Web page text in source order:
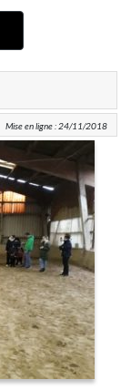
Mise en ligne : 24/11/2018